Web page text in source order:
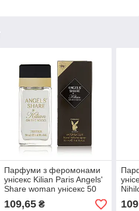
Парфуми з феромонами
унісекс Kilian Paris Angels'
Share woman унісекс 50
мл
109,65₴